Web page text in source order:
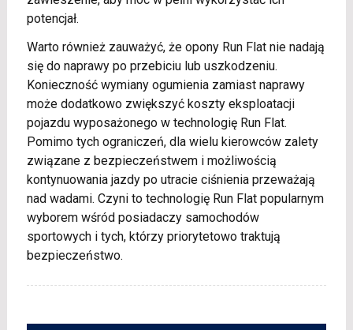
potencjał.
Warto również zauważyć, że opony Run Flat nie nadają
się do naprawy po przebiciu lub uszkodzeniu.
Konieczność wymiany ogumienia zamiast naprawy
może dodatkowo zwiększyć koszty eksploatacji
pojazdu wyposażonego w technologię Run Flat.
Pomimo tych ograniczeń, dla wielu kierowców zalety
związane z bezpieczeństwem i możliwością
kontynuowania jazdy po utracie ciśnienia przeważają
nad wadami. Czyni to technologię Run Flat popularnym
wyborem wśród posiadaczy samochodów
sportowych i tych, którzy priorytetowo traktują
bezpieczeństwo.